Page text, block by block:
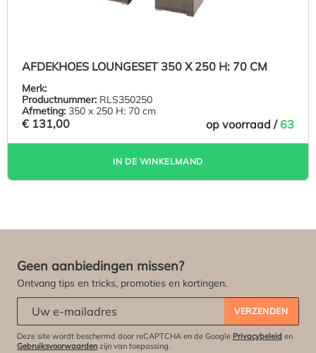
AFDEKHOES LOUNGESET 350 X 250 H: 70 CM
Merk:
Productnummer: RLS350250
Afmeting: 350 x 250 H: 70 cm
€ 131,00 op voorraad / 63
IN DE WINKELMAND
Geen aanbiedingen missen?
Ontvang tips en tricks, promoties en kortingen.
VERZENDEN
Deze site wordt beschermd door reCAPTCHA en de Google Privacybeleid en
Gebruiksvoorwaarden zijn van toepassing.